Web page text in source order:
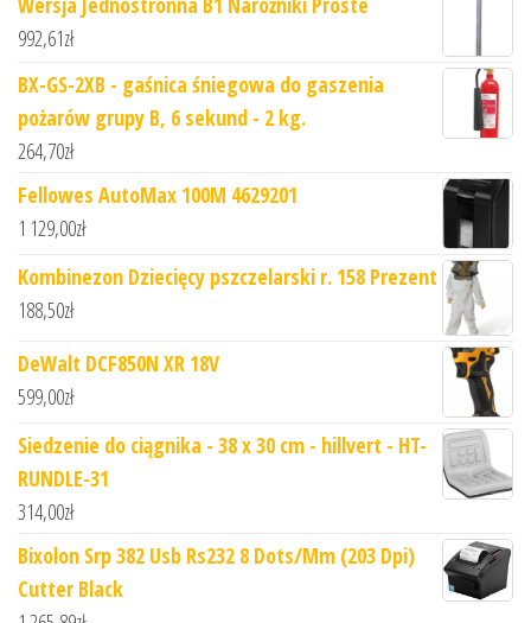
992,61zł
BX-GS-2XB - gaśnica śniegowa do gaszenia
pożarów grupy B, 6 sekund - 2 kg.
264,70zł
Fellowes AutoMax 100M 4629201
1 129,00zł
Kombinezon Dziecięcy pszczelarski r. 158 Prezent
188,50zł
DeWalt DCF850N XR 18V
599,00zł
Siedzenie do ciągnika - 38 x 30 cm - hillvert - HT-
RUNDLE-31
314,00zł
Bixolon Srp 382 Usb Rs232 8 Dots/Mm (203 Dpi)
Cutter Black